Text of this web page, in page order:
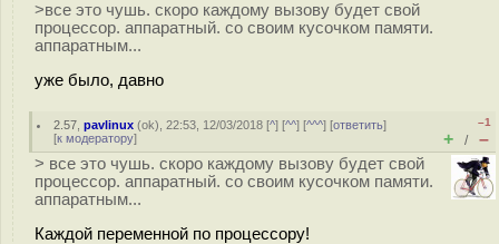
>все это чушь. скоро каждому вызову будет свой
процессор. аппаратный. со своим кусочком памяти.
аппаратным...
уже было, давно
2.57 ,pavlinux (ok), 22:53, 12/03/2018 [^] [^^] [^^^] [ответить]
[к модератору]
–1
+ / –
> все это чушь. скоро каждому вызову будет свой
процессор. аппаратный. со своим кусочком памяти.
аппаратным...
Каждой переменной по процессору!